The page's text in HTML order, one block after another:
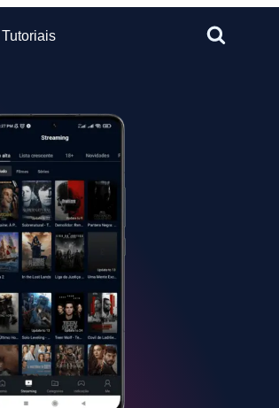
Tutoriais